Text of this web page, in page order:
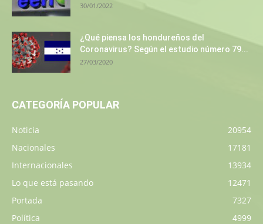
30/01/2022
¿Qué piensa los hondureños del
Coronavirus? Según el estudio número 79...
27/03/2020
CATEGORÍA POPULAR
Noticia
20954
Nacionales
17181
Internacionales
13934
Lo que está pasando
12471
Portada
7327
Política
4999